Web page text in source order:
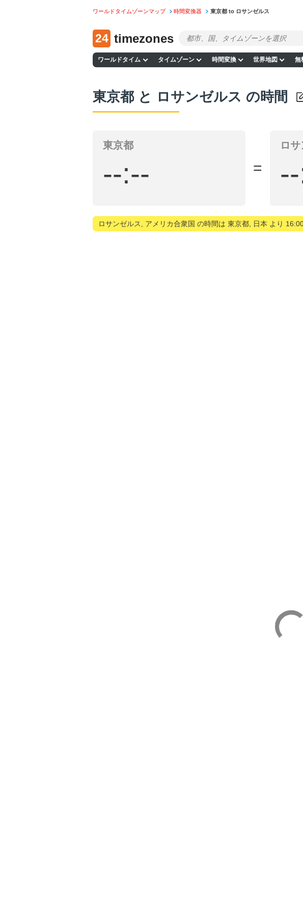
ワールドタイムゾーンマップ 時間変換器 東京都 to ロサンゼルス
24 timezones
ワールドタイム タイムゾーン 時間変換 世界地図 無
東京都 と ロサンゼルス の時間
東京都
--:-- =
ロ
ロサンゼルス, アメリカ合衆国 の時間は 東京都, 日本 より